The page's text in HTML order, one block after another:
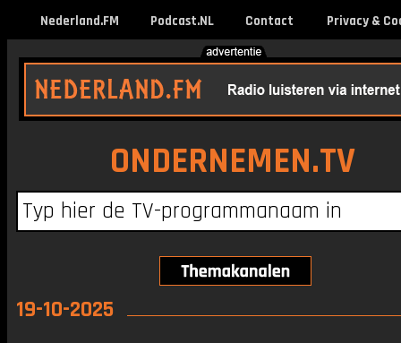
Nederland.FM Podcast.NL Contact Privacy &
ONDERNEMEN.TV
19-10-2025